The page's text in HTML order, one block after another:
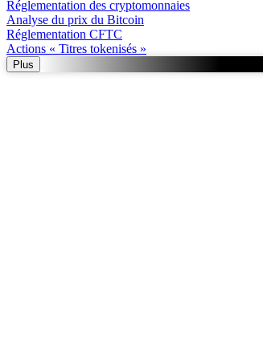
Réglementation des cryptomonnaies
Analyse du prix du Bitcoin
Réglementation CFTC
Actions « Titres tokenisés »
Plus